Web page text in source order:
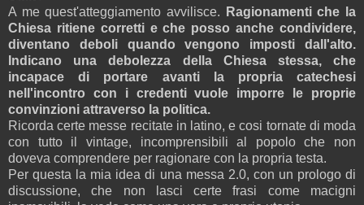
A me quest'atteggiamento avvilisce. Ragionamenti che la
Chiesa ritiene corretti e che posso anche condividere,
diventano deboli quando vengono imposti dall'alto.
Indicano una debolezza della Chiesa stessa, che
incapace di portare avanti la propria catechesi
nell'incontro con i credenti vuole imporre le proprie
convinzioni attraverso la politica.
Ricorda certe messe recitate in latino, e cosi tornate di moda
con tutto il vintage, incomprensibili al popolo che non
doveva comprendere per ragionare con la propria testa.
Per questa la mia idea di una messa 2.0, con un prologo di
discussione, che non lasci certe frasi come macigni